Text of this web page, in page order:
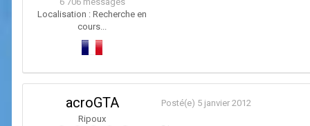
Localisation : Recherche en
cours...
acroGTA
Ripoux
Posté(e) 5 janvier 2012